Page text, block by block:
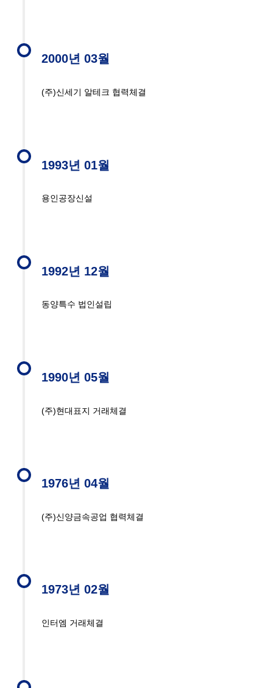
2000년 03월
(주)신세기 알테크 협력체결
1993년 01월
용인공장신설
1992년 12월
동양특수 법인설립
1990년 05월
(주)현대표지 거래체결
1976년 04월
(주)신양금속공업 협력체결
1973년 02월
인터엠 거래체결